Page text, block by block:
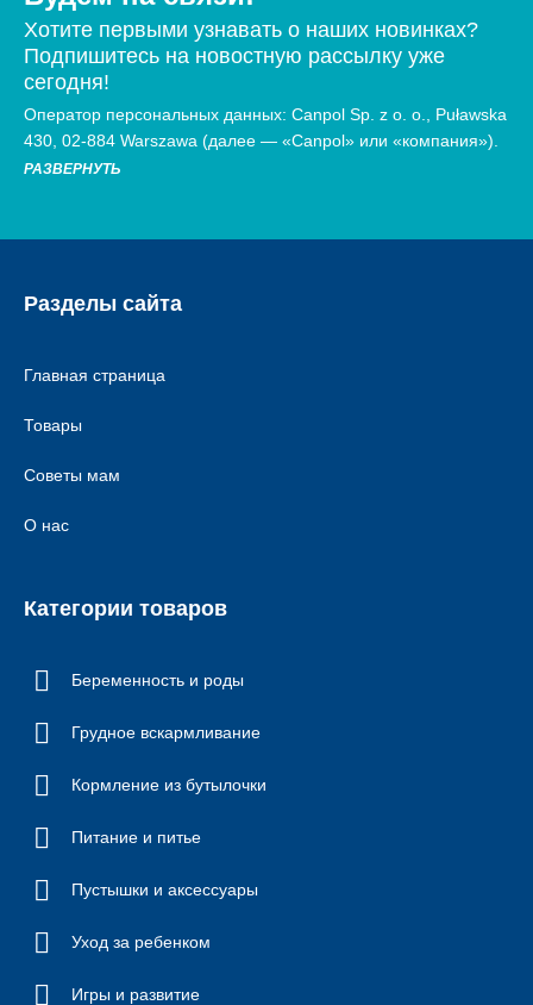
Хотите первыми узнавать о наших новинках?
Подпишитесь на новостную рассылку уже
сегодня!
Оператор персональных данных: Canpol Sp. z o. o., Puławska
430, 02-884 Warszawa (далее — «Canpol» или «компания»).
РАЗВЕРНУТЬ
Разделы сайта
Главная страница
Товары
Советы мам
О нас
Категории товаров
Беременность и роды
Грудное вскармливание
Кормление из бутылочки
Питание и питье
Пустышки и аксессуары
Уход за ребенком
Игры и развитие